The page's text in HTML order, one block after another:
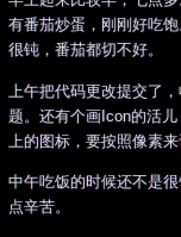
有番茄炒蛋，刚刚好吃
很钝，番茄都切不好。
上午把代码更改提交了
题。还有个画Icon的活
上的图标，要按照像素来
中午吃饭的时候还不是
点辛苦。